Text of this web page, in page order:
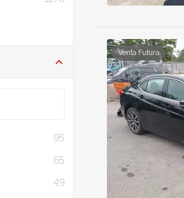
95
65
49
Venta Futura